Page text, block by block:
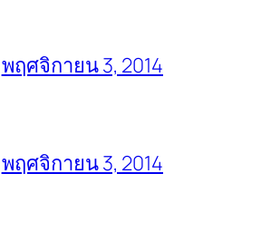
พฤศจิกายน 3, 2014
พฤศจิกายน 3, 2014